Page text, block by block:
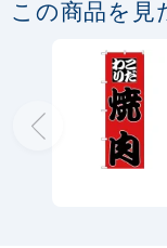
この商品を見